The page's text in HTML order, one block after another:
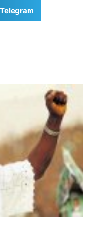
Telegram